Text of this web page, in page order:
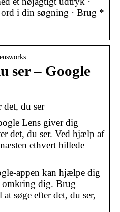
i din søgning · Brug *
ser – Google
det, du ser
Lens giver dig
det, du ser. Ved hjælp af
ethvert billede
appen kan hjælpe dig
omkring dig. Brug
søge efter det, du ser,